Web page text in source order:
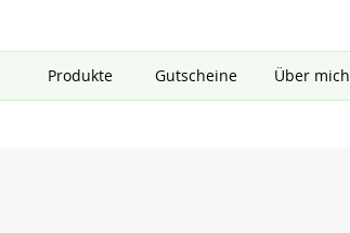
Produkte Gutscheine Über mich